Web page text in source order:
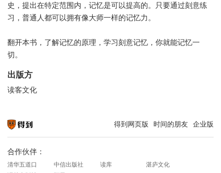
史，提出在特定范围内，记忆是可以提高的。只要通过刻意练
习，普通人都可以拥有像大师一样的记忆力。
翻开本书，了解记忆的原理，学习刻意记忆，你就能记忆一
切。
出版方
读客文化
得到网页版 时间的朋友 企业版
合作伙伴：
清华五道口 中信出版社 读库
湛庐文化